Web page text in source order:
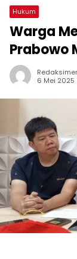
Hukum
Warga
Prabowo
6 Mei 2025